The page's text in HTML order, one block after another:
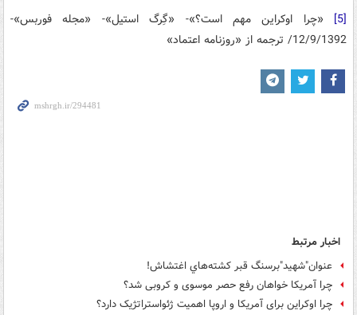
[5]
«چرا اوكراين مهم است؟»- «گِرگ استیل»- «مجله فوربس»-
12/9/1392/ ترجمه از «روزنامه اعتماد»
اخبار مرتبط
عنوان"شهيد"برسنگ قبر کشته‌هاي اغتشاش!
چرا آمریکا خواهان رفع حصر موسوی و کروبی شد؟
چرا اوکراین برای آمریکا و اروپا اهمیت ژئواستراتژیک دارد؟